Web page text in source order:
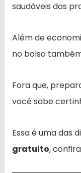
saudáveis ​​dos
Além de
no bolso
Fora que,
você sabe
Essa é uma das
gratuito,